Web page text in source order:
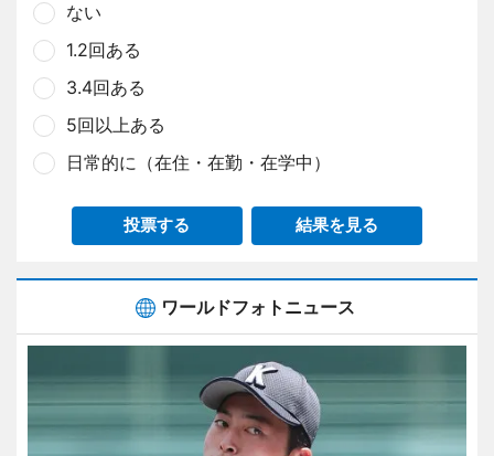
ない
1.2回ある
3.4回ある
5回以上ある
日常的に（在住・在勤・在学中）
投票する 結果を見る
ワールドフォトニュース